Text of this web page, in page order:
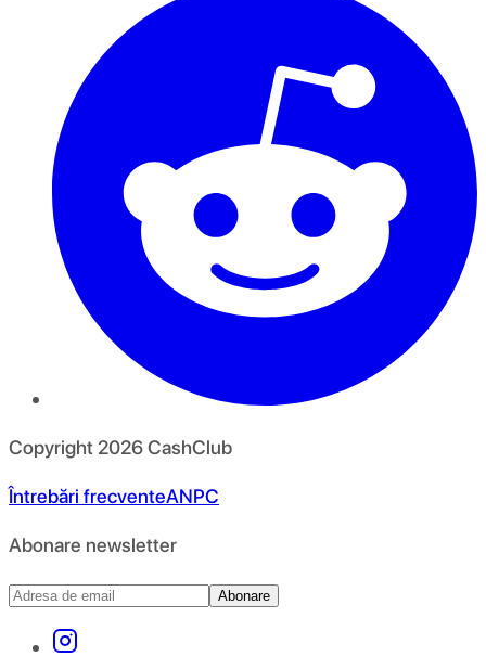
Copyright 2026CashClub
Întrebări frecventeANPC
Abonare newsletter
Abonare